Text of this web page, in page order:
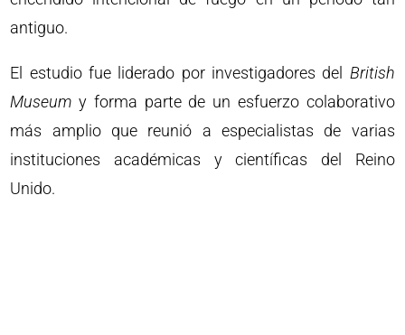
antiguo.
El estudio fue liderado por investigadores del British
Museum y forma parte de un esfuerzo colaborativo
más amplio que reunió a especialistas de varias
instituciones académicas y científicas del Reino
Unido.